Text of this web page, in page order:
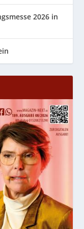
2026 in